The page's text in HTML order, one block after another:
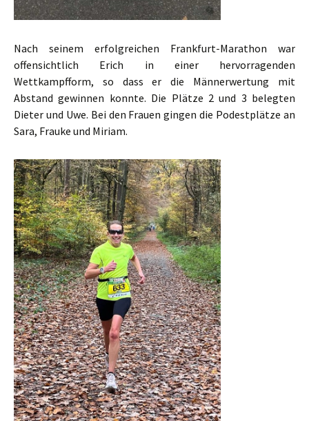
Nach seinem erfolgreichen Frankfurt-Marathon war
offensichtlich Erich in einer hervorragenden
Wettkampfform, so dass er die Männerwertung mit
Abstand gewinnen konnte. Die Plätze 2 und 3 belegten
Dieter und Uwe. Bei den Frauen gingen die Podestplätze an
Sara, Frauke und Miriam.